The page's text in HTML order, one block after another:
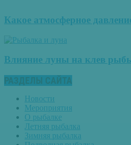
Какое атмосферное
Влияние луны на клев
РАЗДЕЛЫ САЙТА
Новости
Мероприятия
О рыбалке
Летняя рыбалка
Зимняя рыбалка